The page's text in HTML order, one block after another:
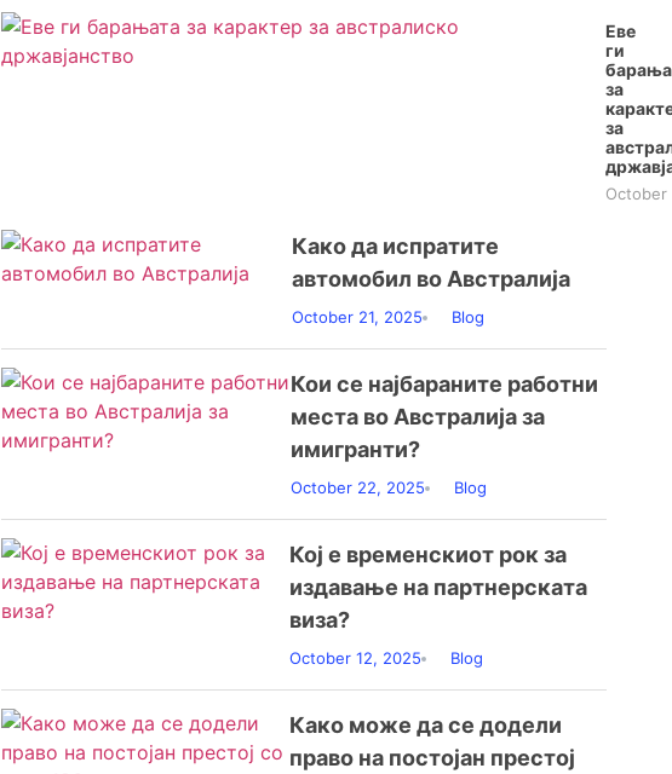
Еве
ги
за
за
October
Како да испратите
автомобил во Австралија
October 21, 2025 Blog
Кои се најбараните работни
места во Австралија за
имигранти?
October 22, 2025 Blog
Кој е временскиот рок за
издавање на партнерската
виза?
October 12, 2025 Blog
Како може да се додели
право на постојан престој